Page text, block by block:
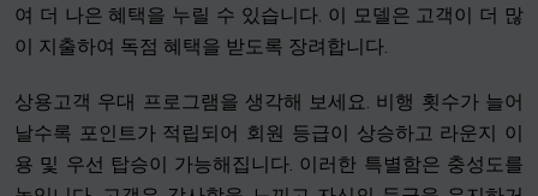
여 더 나은 혜택을 누릴 수 있습니다. 이 모델은 고객이 더 많
이 지출하여 독점 혜택을 받도록 장려합니다.
상용고객 우대 프로그램을 생각해 보세요. 비행 횟수가 늘어
날수록 포인트가 적립되어 회원 등급이 상승하고 라운지 이
용 및 우선 탑승이 가능해집니다. 이러한 특별함은 충성도를